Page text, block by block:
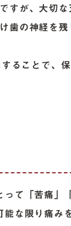
分的な矯正
すが、大切
歯の神経を
ることで、
て「苦痛」
な限り痛み